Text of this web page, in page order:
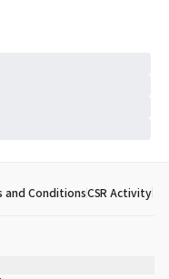
and ConditionsCSR Activity